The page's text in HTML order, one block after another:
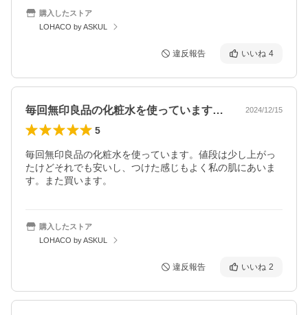
購入したストア
LOHACO by ASKUL
違反報告 いいね 4
毎回無印良品の化粧水を使っています。値… 2024/12/15
5
毎回無印良品の化粧水を使っています。値段は少し上がっ
たけどそれでも安いし、つけた感じもよく私の肌にあいま
す。また買います。
購入したストア
LOHACO by ASKUL
違反報告 いいね 2